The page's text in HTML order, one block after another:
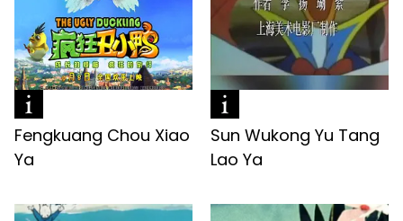
Fengkuang Chou Xiao
Ya
Sun Wukong Yu Tang
Lao Ya